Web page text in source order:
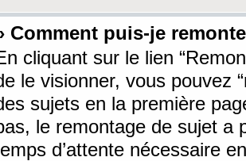
Comment puis-je
cliquant sur le lien
le visionner, vous pouvez
sujets en la première
le remontage de sujet a
d’attente nécessaire